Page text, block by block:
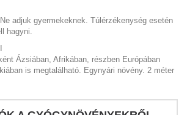
adjuk gyermekeknek. Túlérzékenység esetén
hagyni.
Ázsiában, Afrikában, részben Európában
is megtalálható. Egynyári növény. 2 méter